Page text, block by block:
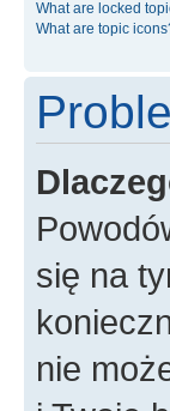
What are locked
What are topic
się na
nie